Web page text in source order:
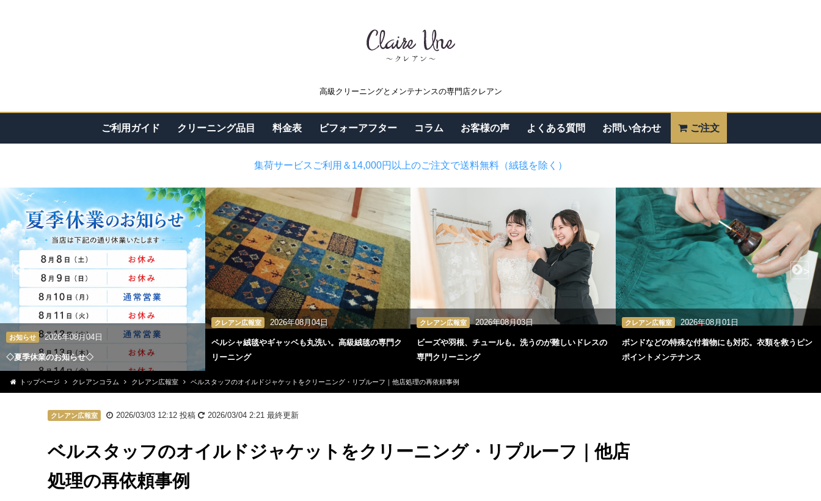
高級クリーニングとメンテナンスの専門店クレアン
ご利用ガイド クリーニング品目 料金表 ビフォーアフター コラム お客様の声 よくある質問 お問い合わせ ご注文
集荷サービスご利用＆14,000円以上のご注文で送料無料（絨毯を除く）
お知らせ 2026年08月04日
◇夏季休業のお知らせ◇
クレアン広報室 2026年08月04日
ペルシャ絨毯やギャッベも丸洗い。高級絨毯の専門ク
リーニング
クレアン広報室 2026年08月03日
ビーズや羽根、チュールも。洗うのが難しいドレスの
専門クリーニング
クレアン広報室 2026年08月01日
ボンドなどの特殊な付着物にも対応。衣類を救うピン
ポイントメンテナンス
< >
トップページ クレアンコラム クレアン広報室 ベルスタッフのオイルドジャケットをクリーニング・リプルーフ｜他店処理の再依頼事例
クレアン広報室 2026/03/03 12:12投稿 2026/03/04 2:21最終更新
ベルスタッフのオイルドジャケットをクリーニング・リプルーフ｜他店
処理の再依頼事例